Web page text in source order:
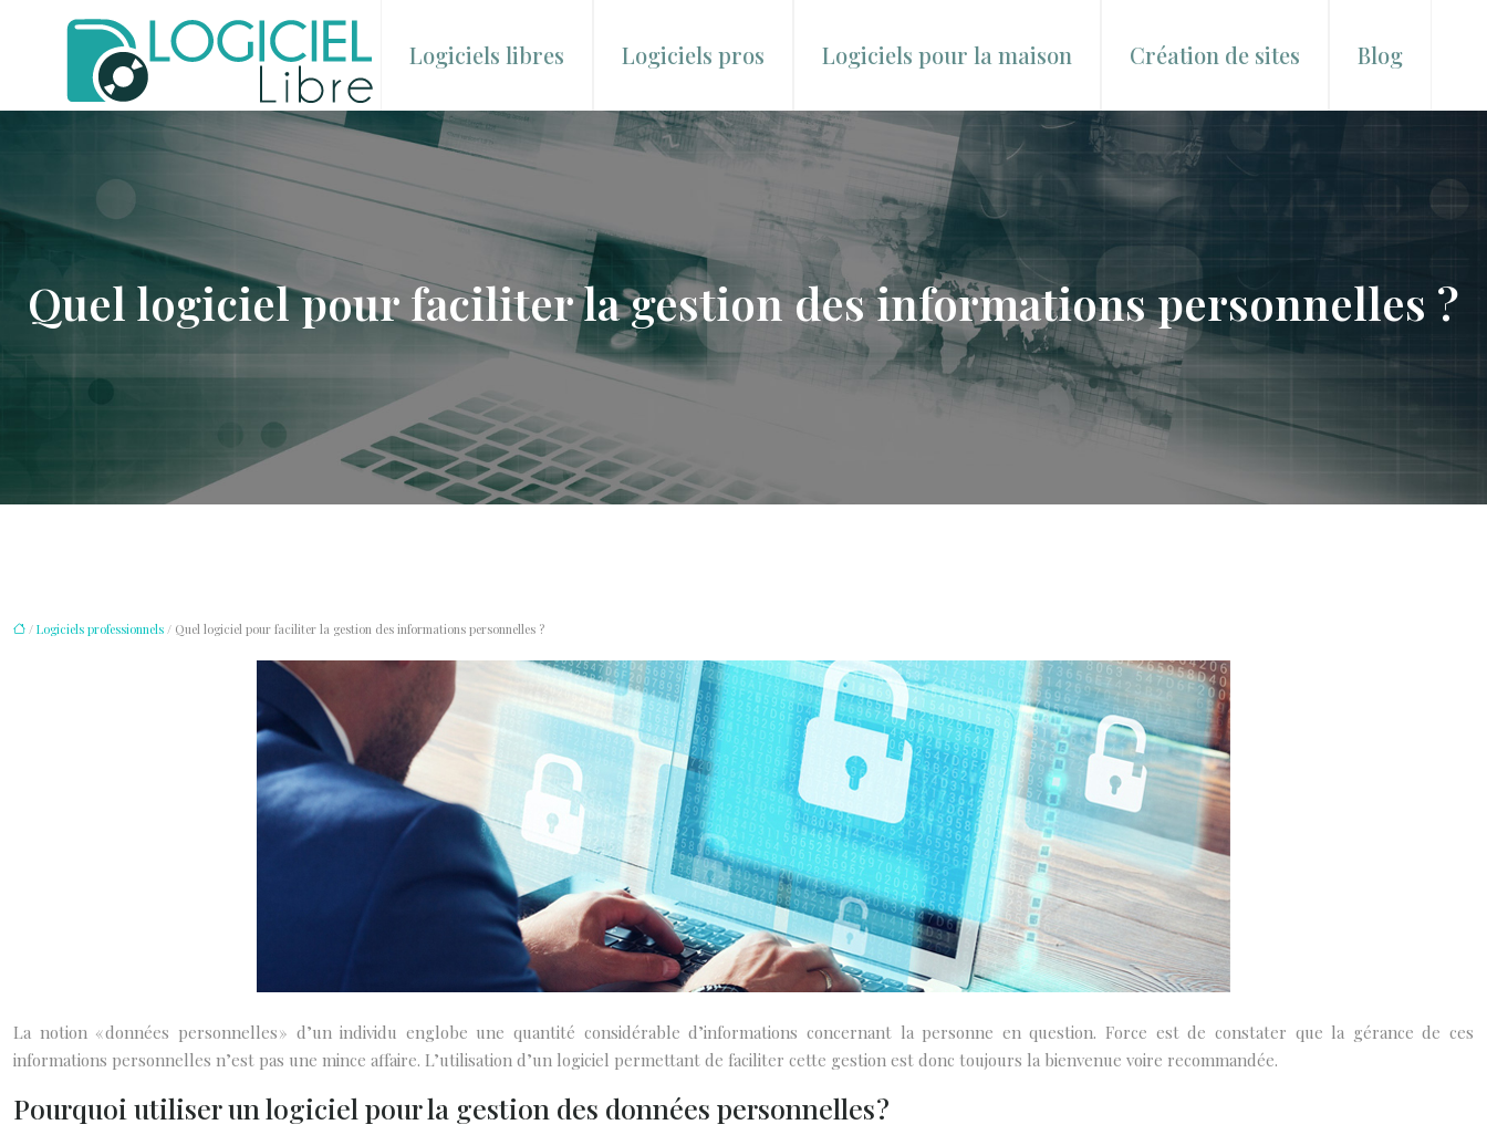
Logiciels libres Logiciels pros Logiciels pour la maison Création de sites Blog
Quel logiciel pour faciliter la gestion des informations personnelles ?
/ Logiciels professionnels / Quel logiciel pour faciliter la gestion des informations personnelles ?
La notion « données personnelles » d’un individu englobe une quantité considérable d’informations concernant la personne en question. Force est de constater que la gérance de ces
informations personnelles n’est pas une mince affaire. L’utilisation d’un logiciel permettant de faciliter cette gestion est donc toujours la bienvenue voire recommandée.
Pourquoi utiliser un logiciel pour la gestion des données personnelles ?